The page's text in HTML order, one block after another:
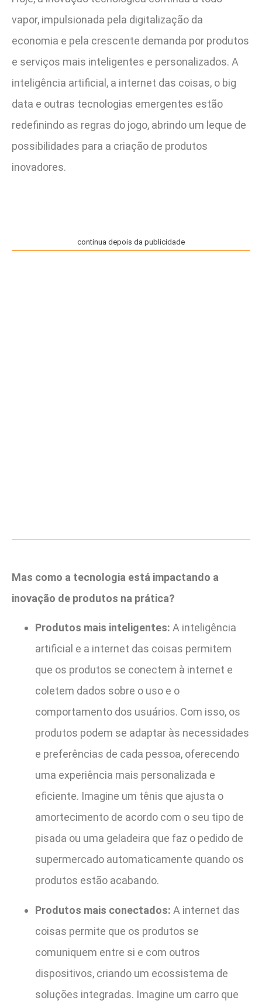
vapor, impulsionada pela digitalização da
economia e pela crescente demanda por produtos
e serviços mais inteligentes e personalizados. A
inteligência artificial, a internet das coisas, o big
data e outras tecnologias emergentes estão
redefinindo as regras do jogo, abrindo um leque de
possibilidades para a criação de produtos
inovadores.
continua depois da publicidade
Mas como a tecnologia está impactando a
inovação de produtos na prática?
Produtos mais inteligentes: A inteligência
artificial e a internet das coisas permitem
que os produtos se conectem à internet e
coletem dados sobre o uso e o
comportamento dos usuários. Com isso, os
produtos podem se adaptar às necessidades
e preferências de cada pessoa, oferecendo
uma experiência mais personalizada e
eficiente. Imagine um tênis que ajusta o
amortecimento de acordo com o seu tipo de
pisada ou uma geladeira que faz o pedido de
supermercado automaticamente quando os
produtos estão acabando.
Produtos mais conectados: A internet das
coisas permite que os produtos se
comuniquem entre si e com outros
dispositivos, criando um ecossistema de
soluções integradas. Imagine um carro que